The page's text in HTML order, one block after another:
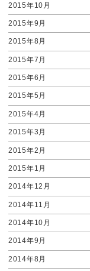
2015年10月
2015年9月
2015年8月
2015年7月
2015年6月
2015年5月
2015年4月
2015年3月
2015年2月
2015年1月
2014年12月
2014年11月
2014年10月
2014年9月
2014年8月